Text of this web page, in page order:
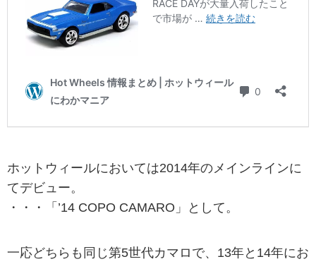
ホットウィールにおいては2014年のメインラインに
てデビュー。
・・・「’14 COPO CAMARO」として。
一応どちらも同じ第5世代カマロで、13年と14年にお